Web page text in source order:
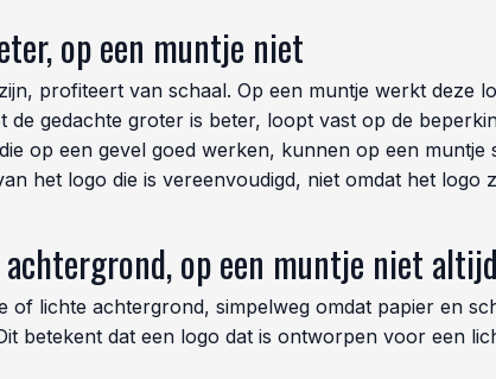
op een muntje niet
profiteert van schaal. Op een muntje werkt deze
gedachte groter is beter, loopt vast op de
op een gevel goed werken, kunnen op een
het logo die is vereenvoudigd, niet omdat het
op een muntje niet altijd
lichte achtergrond, simpelweg omdat papier en
betekent dat een logo dat is ontworpen voor een